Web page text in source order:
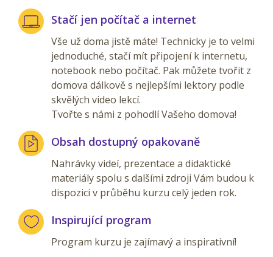
Stačí jen počítač a internet
Vše už doma jistě máte! Technicky je to velmi
jednoduché, stačí mít připojení k internetu,
notebook nebo počítač. Pak můžete tvořit z
domova dálkově s nejlepšími lektory podle
skvělých video lekcí.
Tvořte s námi z pohodlí Vašeho domova!
Obsah dostupný opakovaně
Nahrávky videí, prezentace a didaktické
materiály spolu s dalšími zdroji Vám budou k
dispozici v průběhu kurzu celý jeden rok.
Inspirující program
Program kurzu je zajímavý a inspirativní!